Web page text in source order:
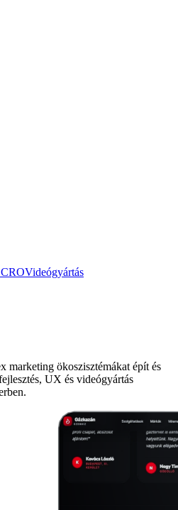
Videógyártás
ökoszisztémákat épít és
UX és videógyártás